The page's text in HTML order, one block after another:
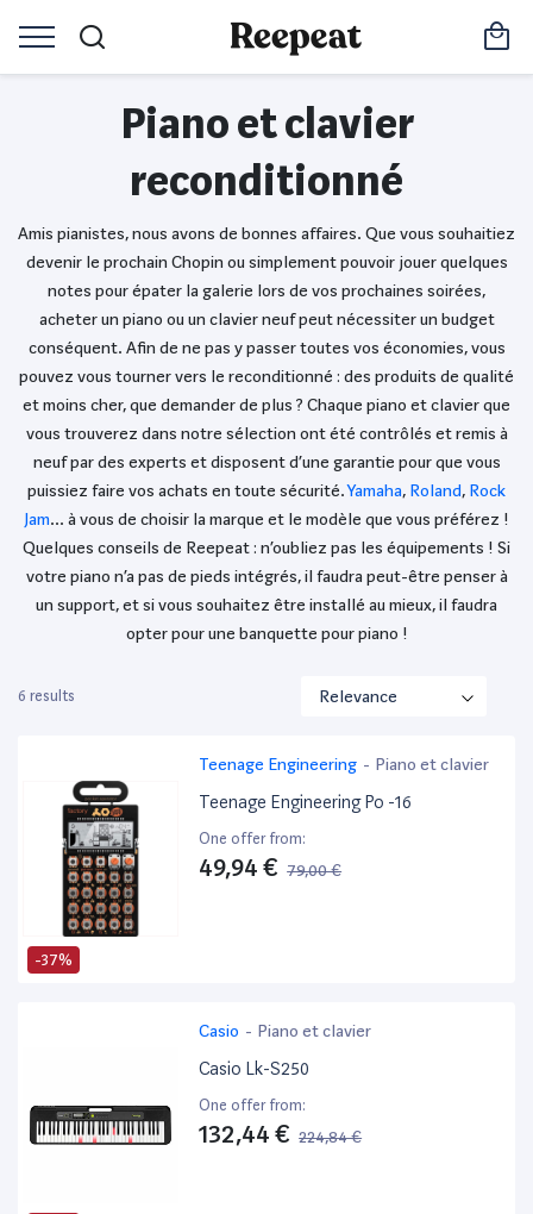
Piano et clavier
reconditionné
Amis pianistes, nous avons de bonnes affaires. Que vous souhaitiez
devenir le prochain Chopin ou simplement pouvoir jouer quelques
notes pour épater la galerie lors de vos prochaines soirées,
acheter un piano ou un clavier neuf peut nécessiter un budget
conséquent. Afin de ne pas y passer toutes vos économies, vous
pouvez vous tourner vers le reconditionné : des produits de qualité
et moins cher, que demander de plus ? Chaque piano et clavier que
vous trouverez dans notre sélection ont été contrôlés et remis à
neuf par des experts et disposent d’une garantie pour que vous
puissiez faire vos achats en toute sécurité.Yamaha, Roland, Rock
Jam… à vous de choisir la marque et le modèle que vous préférez !
Quelques conseils de Reepeat : n’oubliez pas les équipements ! Si
votre piano n’a pas de pieds intégrés, il faudra peut-être penser à
un support, et si vous souhaitez être installé au mieux, il faudra
opter pour une banquette pour piano !
6 results
-37%
Teenage Engineering - Piano et clavier
Teenage Engineering Po -16
One offer from:
49,94 € 79,00 €
Casio - Piano et clavier
Casio Lk-S250
One offer from:
132,44 € 224,84 €